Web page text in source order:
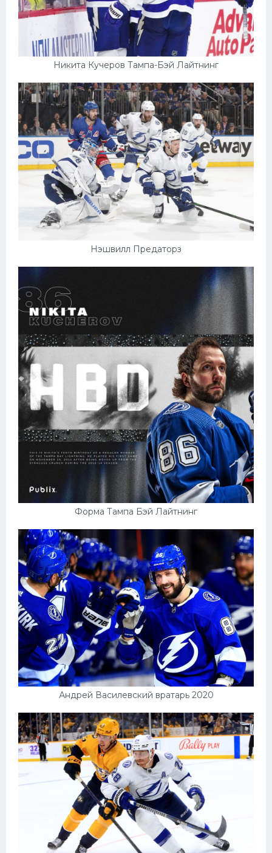
Никита Кучеров Тампа-Бэй Лайтнинг
Нэшвилл Предаторз
Форма Тампа Бэй Лайтнинг
Андрей Василевский вратарь 2020